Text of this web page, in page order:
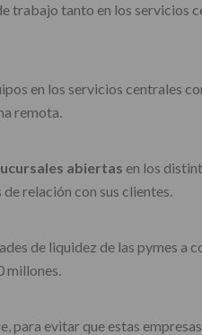
trabajo tanto en los servicios
en los servicios centrales
remota.
abiertas en los
relación con sus clientes.
de liquidez de las pymes a
millones.
para evitar que estas